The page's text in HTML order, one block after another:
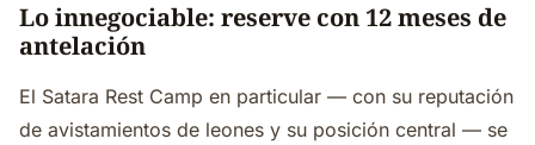
Lo innegociable: reserve con 12 meses de
antelación
El Satara Rest Camp en particular — con su reputación
de avistamientos de leones y su posición central — se